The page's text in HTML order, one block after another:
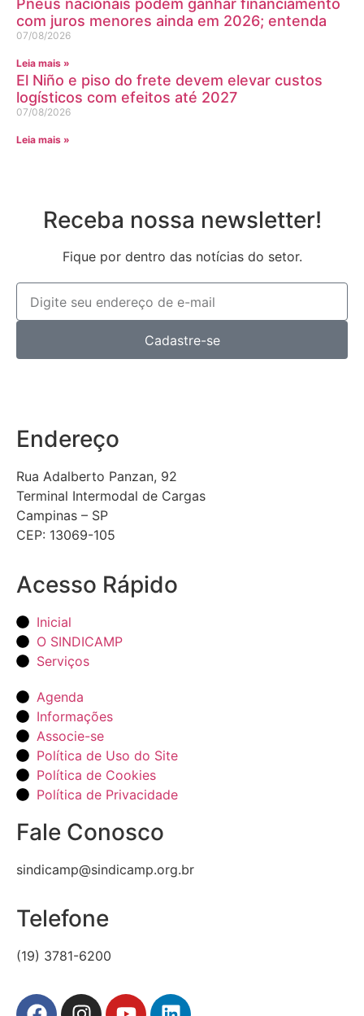
Pneus nacionais podem ganhar financiamento
com juros menores ainda em 2026; entenda
07/08/2026
Leia mais »
El Niño e piso do frete devem elevar custos
logísticos com efeitos até 2027
07/08/2026
Leia mais »
Receba nossa newsletter!
Fique por dentro das notícias do setor.
Cadastre-se
Endereço
Rua Adalberto Panzan, 92
Terminal Intermodal de Cargas
Campinas – SP
CEP: 13069-105
Acesso Rápido
Inicial
O SINDICAMP
Serviços
Agenda
Informações
Associe-se
Política de Uso do Site
Política de Cookies
Política de Privacidade
Fale Conosco
sindicamp@sindicamp.org.br
Telefone
(19) 3781-6200